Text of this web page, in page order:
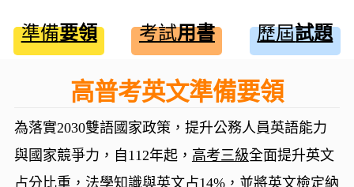
準備要領 考試用書 歷屆試題
高普考英文準備要領
為落實2030雙語國家政策，提升公務人員英語能力
與國家競爭力，自112年起， 高考三級全面提升英文
占分比重，法學知識與英文占14%，並將英文檢定納